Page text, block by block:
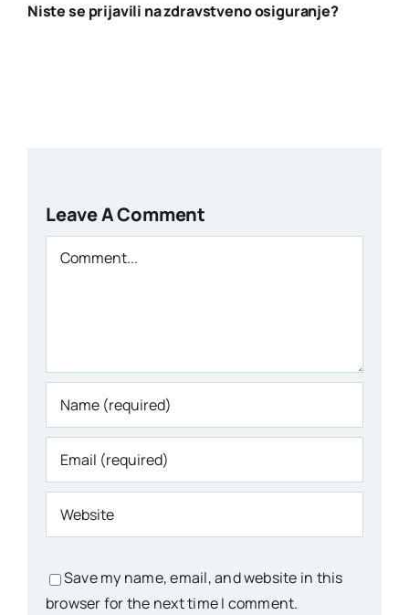
Niste se prijavili na zdravstveno osiguranje?
Leave A Comment
Comment
Save my name, email, and website in this
browser for the next time I comment.